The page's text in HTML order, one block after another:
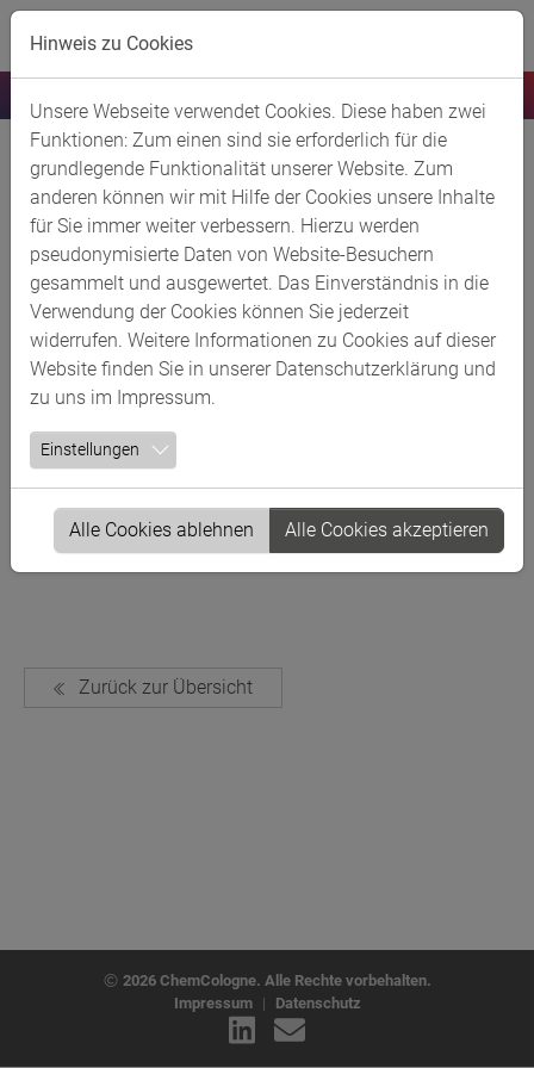
Skip to main content
ARLANXEO Deutschland GmbH
Kurzbeschreibung
Produkte/Services an den Standorten
im Rheinland
Zurück zur Übersicht
2026 ChemCologne. Alle Rechte vorbehalten.
Impressum
| Datenschutz
Hinweis zu Cookies
Unsere Webseite verwendet Cookies. Diese haben zwei
Funktionen: Zum einen sind sie erforderlich für die
grundlegende Funktionalität unserer Website. Zum
anderen können wir mit Hilfe der Cookies unsere Inhalte
für Sie immer weiter verbessern. Hierzu werden
pseudonymisierte Daten von Website-Besuchern
gesammelt und ausgewertet. Das Einverständnis in die
Verwendung der Cookies können Sie jederzeit
widerrufen. Weitere Informationen zu Cookies auf dieser
Website finden Sie in unserer Datenschutzerklärung und
zu uns im Impressum.
Einstellungen
Alle Cookies ablehnen Alle Cookies akzeptieren